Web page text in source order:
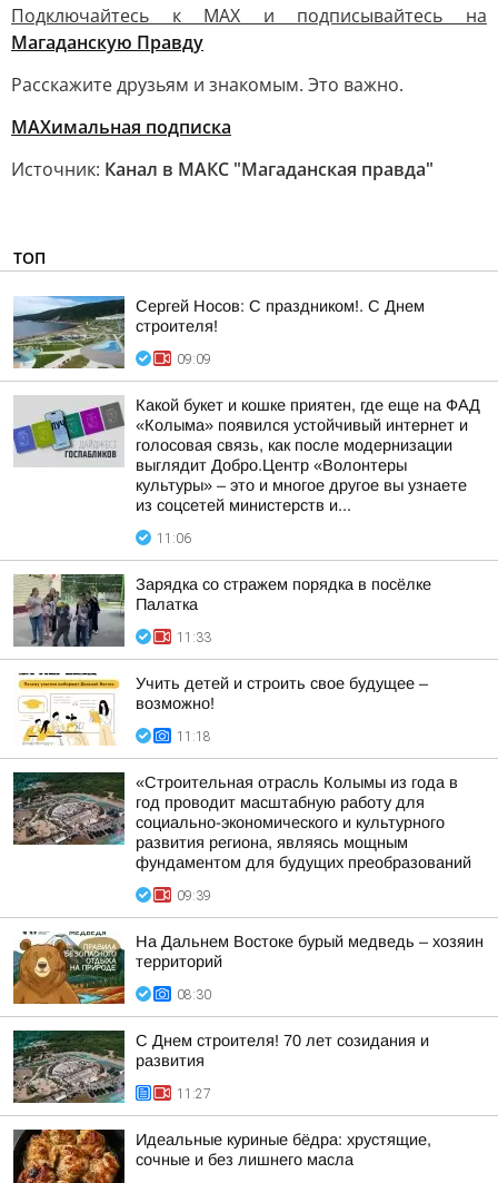
Подключайтесь к MAX и подписывайтесь на
Магаданскую Правду
Расскажите друзьям и знакомым. Это важно.
МАХимальная подписка
Источник: Канал в МАКС "Магаданская правда"
ТОП
Сергей Носов: С праздником!. С Днем
строителя!
09:09
Какой букет и кошке приятен, где еще на ФАД
«Колыма» появился устойчивый интернет и
голосовая связь, как после модернизации
выглядит Добро.Центр «Волонтеры
культуры» – это и многое другое вы узнаете
из соцсетей министерств и...
11:06
Зарядка со стражем порядка в посёлке
Палатка
11:33
Учить детей и строить свое будущее –
возможно!
11:18
«Строительная отрасль Колымы из года в
год проводит масштабную работу для
социально-экономического и культурного
развития региона, являясь мощным
фундаментом для будущих преобразований
09:39
На Дальнем Востоке бурый медведь – хозяин
территорий
08:30
С Днем строителя! 70 лет созидания и
развития
11:27
Идеальные куриные бёдра: хрустящие,
сочные и без лишнего масла